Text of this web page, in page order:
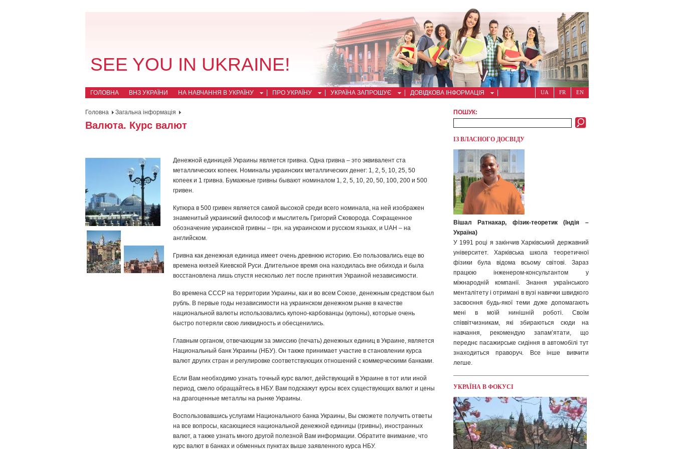
SEE YOU IN UKRAINE!
ГОЛОВНА ВНЗ УКРАЇНИ НА НАВЧАННЯ В УКРАЇНУ ПРО УКРАЇНУ УКРАЇНА ЗАПРОШУЄ ДОВІДКОВА ІНФОРМАЦІЯ EN
FR
UA
Головна Загальна інформація
Валюта. Курс валют
Денежной единицей Украины является гривна. Одна гривна – это эквивалент ста
металлических копеек. Номиналы украинских металлических денег: 1, 2, 5, 10, 25, 50
копеек и 1 гривна. Бумажные гривны бывают номиналом 1, 2, 5, 10, 20, 50, 100, 200 и 500
гривен.
Купюра в 500 гривен является самой высокой среди всего номинала, на ней изображен
знаменитый украинский философ и мыслитель Григорий Сковорода. Сокращенное
обозначение украинской гривны – грн. на украинском и русском языках, и UAH – на
английском.
Гривна как денежная единица имеет очень древнюю историю. Ею пользовались еще во
времена князей Киевской Руси. Длительное время она находилась вне обихода и была
восстановлена лишь спустя несколько лет после принятия Украиной независимости.
Во времена СССР на территории Украины, как и во всем Союзе, денежным средством был
рубль. В первые годы независимости на украинском денежном рынке в качестве
национальной валюты использовались купоно-карбованцы (купоны), которые очень
быстро потеряли свою ликвидность и обесценились.
Главным органом, отвечающим за эмиссию (печать) денежных единиц в Украине, является
Национальный банк Украины (НБУ). Он также принимает участие в становлении курса
валют других стран и регулировке соответствующих отношений с коммерческими банками.
Если Вам необходимо узнать точный курс валют, действующий в Украине в тот или иной
период, смело обращайтесь в НБУ. Вам подскажут курсы всех существующих валют и цены
на драгоценные металлы на рынке Украины.
Воспользовавшись услугами Национального банка Украины, Вы сможете получить ответы
на все вопросы, касающиеся национальной денежной единицы (гривны), иностранных
валют, а также узнать много другой полезной Вам информации. Обратите внимание, что
курс валют в банках и обменных пунктах выше заявленного курса НБУ.
ПОШУК:
ІЗ ВЛАСНОГО ДОСВІДУ
Вішал Ратнакар, фізик-теоретик (Індія –
Україна)
У 1991 році я закінчив Харківський державний
університет. Харківська школа теоретичної
фізики була відома всьому світові. Зараз
працюю інженером-консультантом у
міжнародній компанії. Знання українського
менталітету і отримані в вузі навички швидкого
засвоєння будь-якої теми дуже допомагають
мені в моїй нинішній роботі. Своїм
співвітчизникам, які збираються сюди на
навчання, рекомендую запам’ятати, що
переднє пасажирське сидіння в автомобілі тут
знаходиться праворуч. Все інше вивчити
легше.
УКРАЇНА В ФОКУСІ